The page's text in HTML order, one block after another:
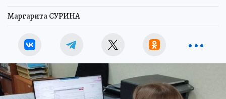
Маргарита СУРИНА